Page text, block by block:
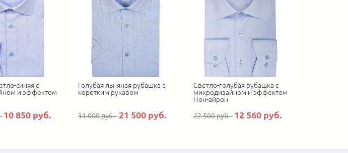
синяя с
и эффектом
10 850 руб.
Голубая льняная рубашка с
коротким рукавом
31 000 руб. 21 500 руб.
Светло-голубая рубашка с
микродизайном и эффектом
Нон-айрон
22 500 руб. 12 560 руб.